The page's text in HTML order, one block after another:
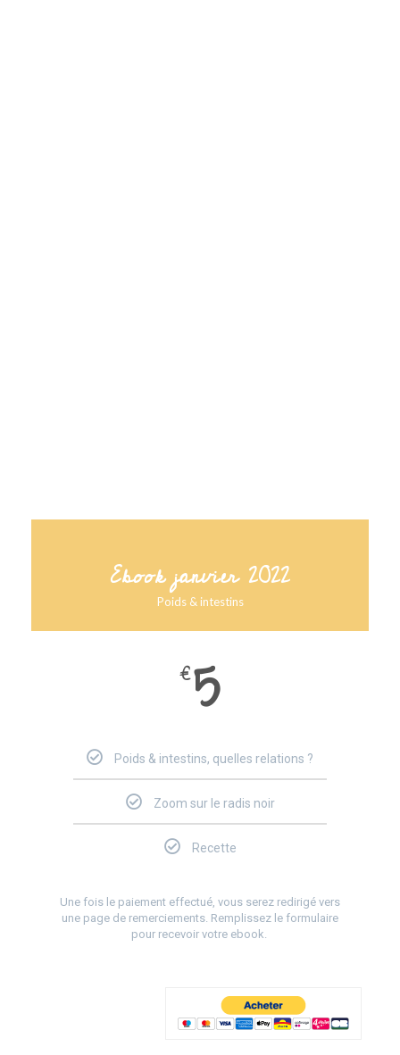
Ebook janvier 2022
Poids & intestins
€5
Poids & intestins, quelles relations ?
Zoom sur le radis noir
Recette
Une fois le paiement effectué, vous serez redirigé vers
une page de remerciements. Remplissez le formulaire
pour recevoir votre ebook.